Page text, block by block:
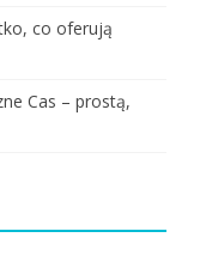
co oferują
Cas – prostą,